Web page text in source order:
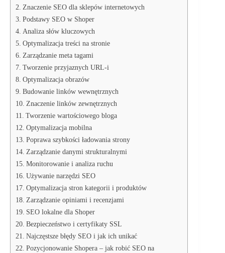
Znaczenie SEO dla sklepów internetowych
Podstawy SEO w Shoper
Analiza słów kluczowych
Optymalizacja treści na stronie
Zarządzanie meta tagami
Tworzenie przyjaznych URL-i
Optymalizacja obrazów
Budowanie linków wewnętrznych
Znaczenie linków zewnętrznych
Tworzenie wartościowego bloga
Optymalizacja mobilna
Poprawa szybkości ładowania strony
Zarządzanie danymi strukturalnymi
Monitorowanie i analiza ruchu
Używanie narzędzi SEO
Optymalizacja stron kategorii i produktów
Zarządzanie opiniami i recenzjami
SEO lokalne dla Shoper
Bezpieczeństwo i certyfikaty SSL
Najczęstsze błędy SEO i jak ich unikać
Pozycjonowanie Shopera – jak robić SEO na